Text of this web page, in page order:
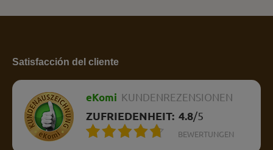
Satisfacción del cliente
eKomi KUNDENREZENSIONEN
ZUFRIEDENHEIT: 4.8/5
BEWERTUNGEN